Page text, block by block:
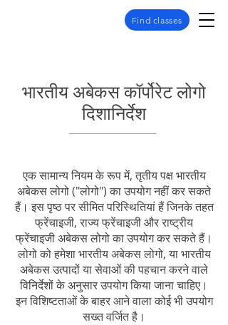
Find classes
भारतीय अबेकस कॉर्पोरेट लोगो
दिशानिर्देश
एक सामान्य नियम के रूप में, तृतीय पक्ष भारतीय
अबेकस लोगो ("लोगो") का उपयोग नहीं कर सकते
हैं। इस पृष्ठ पर सीमित परिस्थितियां हैं जिनके तहत
फ्रेंचाइजी, राज्य फ्रेंचाइजी और राष्ट्रीय
फ्रेंचाइजी अबेकस लोगो का उपयोग कर सकते हैं।
लोगो को हमेशा भारतीय अबेकस लोगो, या भारतीय
अबेकस उत्पादों या सेवाओं की पहचान करने वाले
विनिर्देशों के अनुसार उपयोग किया जाना चाहिए।
इन विशिष्टताओं के बाहर आने वाला कोई भी उपयोग
सख्त वर्जित है।